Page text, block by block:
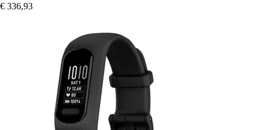
€ 336,93